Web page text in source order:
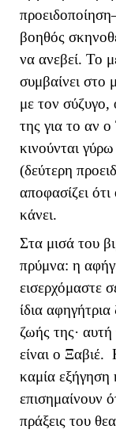
βοηθός
να ανεβεί. Το
συμβαίνει στο
με τον σύζυγο,
της για το αν
κινούνται
(δεύτερη
αποφασίζει
κάνει.
Στα μισά του
πρύμνα: η
εισερχόμαστε
ίδια
ζωής της·
είναι ο Ξαβιέ.
καμία εξήγηση
επισημαίνουν
πράξεις του